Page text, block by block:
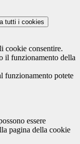
tutti i cookies
cookie consentire.
il funzionamento della
funzionamento potete
essere
pagina della cookie